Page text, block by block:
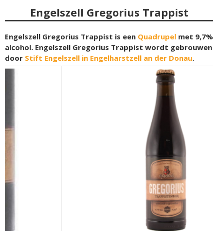
Engelszell Gregorius Trappist
Engelszell Gregorius Trappist is een Quadrupel met 9,7%
alcohol. Engelszell Gregorius Trappist wordt gebrouwen
door Stift Engelszell in Engelharstzell an der Donau.